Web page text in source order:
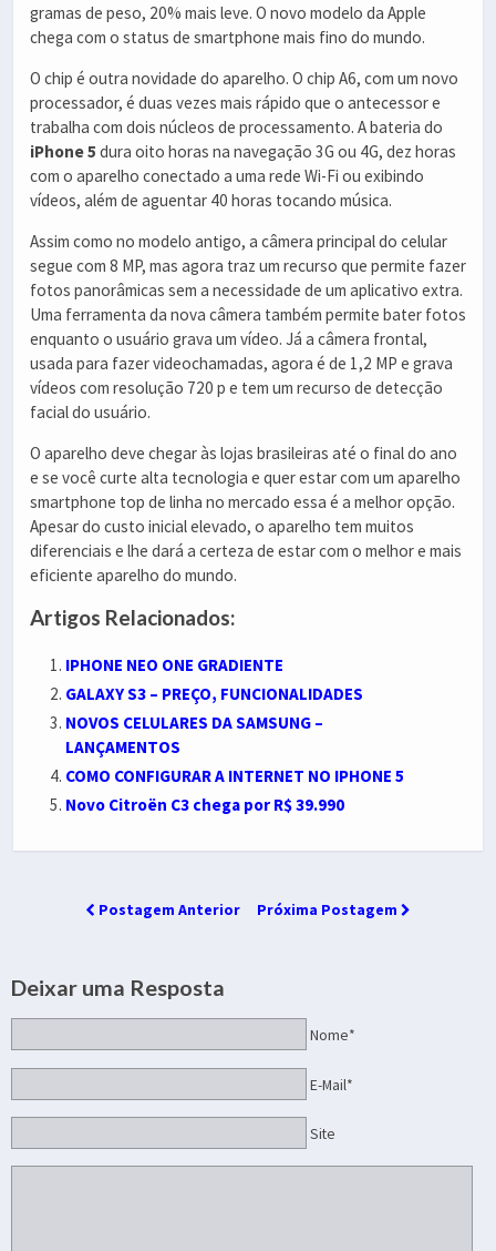
gramas de peso, 20% mais leve. O novo modelo da Apple
chega com o status de smartphone mais fino do mundo.
O chip é outra novidade do aparelho. O chip A6, com um novo
processador, é duas vezes mais rápido que o antecessor e
trabalha com dois núcleos de processamento. A bateria do
iPhone 5 dura oito horas na navegação 3G ou 4G, dez horas
com o aparelho conectado a uma rede Wi-Fi ou exibindo
vídeos, além de aguentar 40 horas tocando música.
Assim como no modelo antigo, a câmera principal do celular
segue com 8 MP, mas agora traz um recurso que permite fazer
fotos panorâmicas sem a necessidade de um aplicativo extra.
Uma ferramenta da nova câmera também permite bater fotos
enquanto o usuário grava um vídeo. Já a câmera frontal,
usada para fazer videochamadas, agora é de 1,2 MP e grava
vídeos com resolução 720 p e tem um recurso de detecção
facial do usuário.
O aparelho deve chegar às lojas brasileiras até o final do ano
e se você curte alta tecnologia e quer estar com um aparelho
smartphone top de linha no mercado essa é a melhor opção.
Apesar do custo inicial elevado, o aparelho tem muitos
diferenciais e lhe dará a certeza de estar com o melhor e mais
eficiente aparelho do mundo.
Artigos Relacionados:
IPHONE NEO ONE GRADIENTE
GALAXY S3 – PREÇO, FUNCIONALIDADES
NOVOS CELULARES DA SAMSUNG –
LANÇAMENTOS
COMO CONFIGURAR A INTERNET NO IPHONE 5
Novo Citroën C3 chega por R$ 39.990
Postagem Anterior Próxima Postagem
Deixar uma Resposta
Nome*
E-Mail*
Site